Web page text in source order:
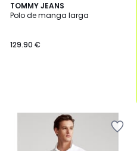
TOMMY JEANS
Polo de manga larga
129.90 €